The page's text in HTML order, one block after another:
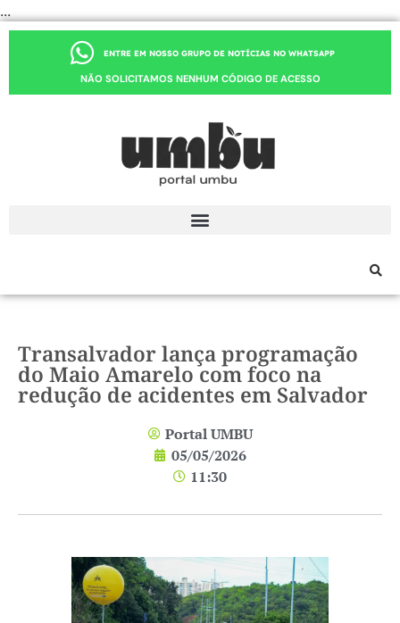
...
ENTRE EM NOSSO GRUPO DE NOTÍCIAS NO WHATSAPP
NÃO SOLICITAMOS NENHUM CÓDIGO DE ACESSO
Transalvador lança programação
do Maio Amarelo com foco na
redução de acidentes em Salvador
Portal UMBU
05/05/2026
11:30